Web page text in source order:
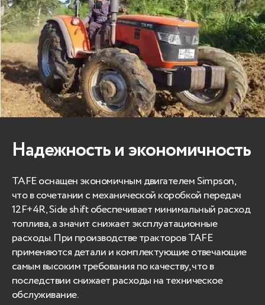
Надежность и экономичность
TAFE оснащен экономичным двигателем Simpson,
что в сочетании с механической коробкой передач
12F+4R, Side shift обеспечивает минимальный расход
топлива, а значит снижает эксплуатационные
расходы. При производстве тракторов TAFE
применяются детали и комплектующие отвечающие
самым высоким требования по качеству, что в
последствии снижает расходы на техническое
обслуживание.